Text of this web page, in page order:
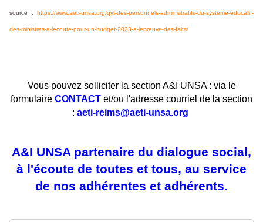
source : https://www.aeti-unsa.org/qvt-des-personnels-administratifs-du-systeme-educatif-
des-ministres-a-lecoute-pour-un-budget-2023-a-lepreuve-des-faits/
Vous pouvez solliciter la section A&I UNSA : via le
formulaire CONTACT et/ou l'adresse courriel de la section
: aeti-reims@aeti-unsa.org
A&I UNSA partenaire du dialogue social,
à l'écoute de toutes et tous, au service
de nos adhérentes et adhérents.